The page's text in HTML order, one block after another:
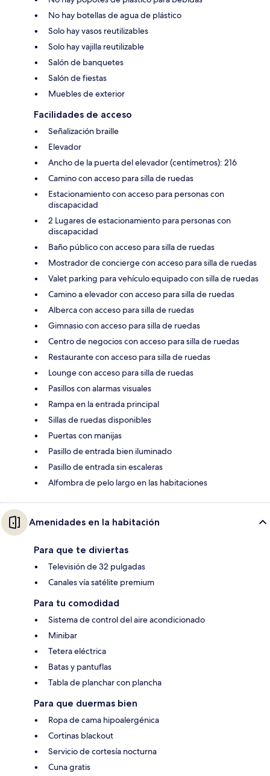
No hay botellas de agua de plástico
Solo hay vasos reutilizables
Solo hay vajilla reutilizable
Salón de banquetes
Salón de fiestas
Muebles de exterior
Facilidades de acceso
Señalización braille
Elevador
Ancho de la puerta del elevador (centímetros): 216
Camino con acceso para silla de ruedas
Estacionamiento con acceso para personas con
discapacidad
2 Lugares de estacionamiento para personas con
discapacidad
Baño público con acceso para silla de ruedas
Mostrador de concierge con acceso para silla de ruedas
Valet parking para vehículo equipado con silla de ruedas
Camino a elevador con acceso para silla de ruedas
Alberca con acceso para silla de ruedas
Gimnasio con acceso para silla de ruedas
Centro de negocios con acceso para silla de ruedas
Restaurante con acceso para silla de ruedas
Lounge con acceso para silla de ruedas
Pasillos con alarmas visuales
Rampa en la entrada principal
Sillas de ruedas disponibles
Puertas con manijas
Pasillo de entrada bien iluminado
Pasillo de entrada sin escaleras
Alfombra de pelo largo en las habitaciones
Amenidades en la habitación
Para que te diviertas
Televisión de 32 pulgadas
Canales vía satélite premium
Para tu comodidad
Sistema de control del aire acondicionado
Minibar
Tetera eléctrica
Batas y pantuflas
Tabla de planchar con plancha
Para que duermas bien
Ropa de cama hipoalergénica
Cortinas blackout
Servicio de cortesía nocturna
Cuna gratis